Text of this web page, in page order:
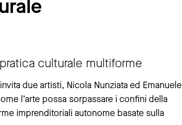
culturale multiforme
invita due artisti, Nicola Nunziata ed Emanuele
l’arte possa sorpassare i confini della
imprenditoriali autonome basate sulla